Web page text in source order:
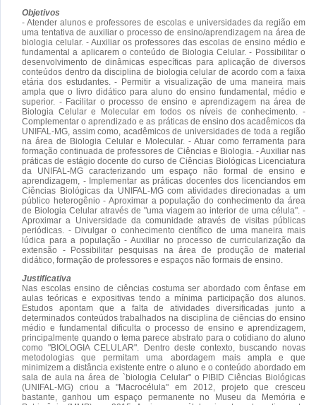
Objetivos
- Atender alunos e professores de escolas e universidades da região em
uma tentativa de auxiliar o processo de ensino/aprendizagem na área de
biologia celular. - Auxiliar os professores das escolas de ensino médio e
fundamental a aplicarem o conteúdo de Biologia Celular. - Possibilitar o
desenvolvimento de dinâmicas específicas para aplicação de diversos
conteúdos dentro da disciplina de biologia celular de acordo com a faixa
etária dos estudantes. - Permitir a visualização de uma maneira mais
ampla que o livro didático para aluno do ensino fundamental, médio e
superior. - Facilitar o processo de ensino e aprendizagem na área de
Biologia Celular e Molecular em todos os níveis de conhecimento. -
Complementar o aprendizado e as práticas de ensino dos acadêmicos da
UNIFAL-MG, assim como, acadêmicos de universidades de toda a região
na área de Biologia Celular e Molecular. - Atuar como ferramenta para
formação continuada de professores de Ciências e Biologia. - Auxiliar nas
práticas de estágio docente do curso de Ciências Biológicas Licenciatura
da UNIFAL-MG caracterizando um espaço não formal de ensino e
aprendizagem, - Implementar as práticas docentes dos licenciandos em
Ciências Biológicas da UNIFAL-MG com atividades direcionadas a um
público heterogênio - Aproximar a população do conhecimento da área
de Biologia Celular através de "uma viagem ao interior de uma célula". -
Aproximar a Universidade da comunidade através de visitas públicas
periódicas. - Divulgar o conhecimento científico de uma maneira mais
lúdica para a população - Auxiliar no processo de curricularização da
extensão - Possibilitar pesquisas na área de produção de material
didático, formação de professores e espaços não formais de ensino.
Justificativa
Nas escolas ensino de ciências costuma ser abordado com ênfase em
aulas teóricas e expositivas tendo a mínima participação dos alunos.
Estudos apontam que a falta de atividades diversificadas junto a
determinados conteúdos trabalhados na disciplina de ciências do ensino
médio e fundamental dificulta o processo de ensino e aprendizagem,
principalmente quando o tema parece abstrato para o cotidiano do aluno
como "BIOLOGIA CELULAR". Dentro deste contexto, buscando novas
metodologias que permitam uma abordagem mais ampla e que
minimizem a distância existente entre o aluno e o conteúdo abordado em
sala de aula na área de `biologia Celular" o PIBID Ciências Biológicas
(UNIFAL-MG) criou a "Macrocélula" em 2012, projeto que cresceu
bastante, ganhou um espaço permanente no Museu da Memória e